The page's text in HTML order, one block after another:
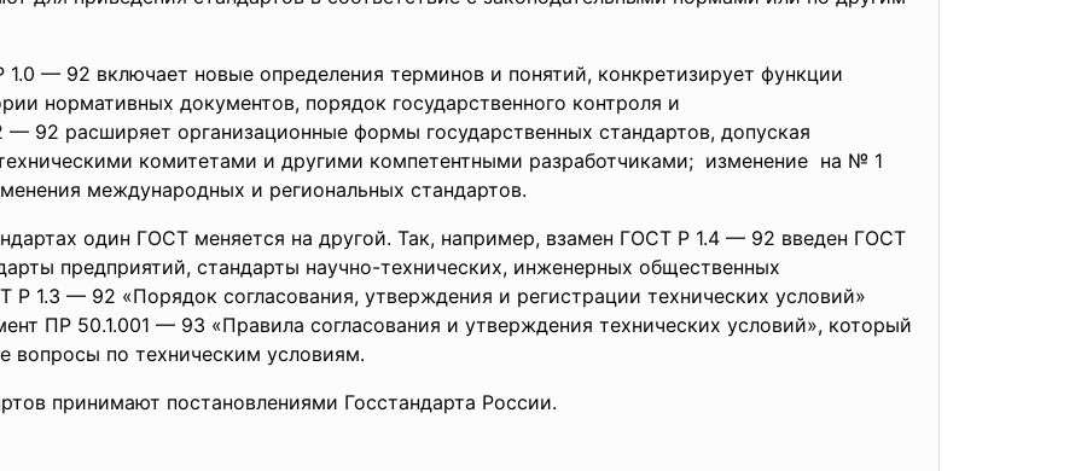
— 92 включает новые определения терминов и понятий, конкретизирует функции
нормативных документов, порядок государственного контроля и
92 расширяет организационные формы государственных стандартов, допуская
комитетами и другими компетентными разработчиками; изменение на № 1
международных и региональных стандартов.
один ГОСТ меняется на другой. Так, например, взамен ГОСТ Р 1.4 — 92 введен ГОСТ
предприятий, стандарты научно-технических, инженерных общественных
1.3 — 92 «Порядок согласования, утверждения и регистрации технических условий»
ПР 50.1.001 — 93 «Правила согласования и утверждения технических условий», который
вопросы по техническим условиям.
принимают постановлениями Госстандарта России.